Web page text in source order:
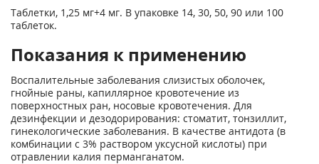
Таблетки, 1,25 мг+4 мг. В упаковке 14, 30, 50, 90 или 100
таблеток.
Показания к применению
Воспалительные заболевания слизистых оболочек,
гнойные раны, капиллярное кровотечение из
поверхностных ран, носовые кровотечения. Для
дезинфекции и дезодорирования: стоматит, тонзиллит,
гинекологические заболевания. В качестве антидота (в
комбинации с 3% раствором уксусной кислоты) при
отравлении калия перманганатом.